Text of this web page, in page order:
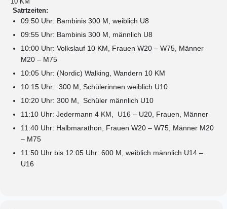
Satrtzeiten:
09:50 Uhr: Bambinis 300 M, weiblich U8
09:55 Uhr: Bambinis 300 M, männlich U8
10:00 Uhr: Volkslauf 10 KM, Frauen W20 – W75, Männer
M20 – M75
10:05 Uhr: (Nordic) Walking, Wandern 10 KM
10:15 Uhr: 300 M, Schülerinnen weiblich U10
10:20 Uhr: 300 M, Schüler männlich U10
11:10 Uhr: Jedermann 4 KM, U16 – U20, Frauen, Männer
11:40 Uhr: Halbmarathon, Frauen W20 – W75, Männer M20
– M75
11:50 Uhr bis 12:05 Uhr: 600 M, weiblich männlich U14 –
U16